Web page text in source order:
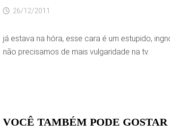
26/12/2011
já estava na hóra, esse cara é um estupido,
não precisamos de mais vulgaridade na tv.
VOCÊ TAMBÉM PODE GOSTAR